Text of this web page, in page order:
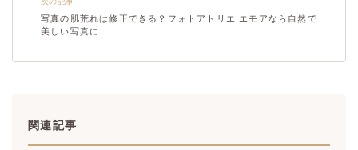
写真の肌荒れは修正できる？フォトアトリエ エモアなら自然で
美しい写真に
関連記事